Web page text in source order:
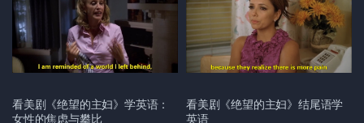
看美剧《绝望的主妇》学英语：
女性的焦虑与攀比
看美剧《绝望的主妇》结尾语学
英语